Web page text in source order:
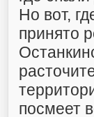
Но вот,
принято
посмеет